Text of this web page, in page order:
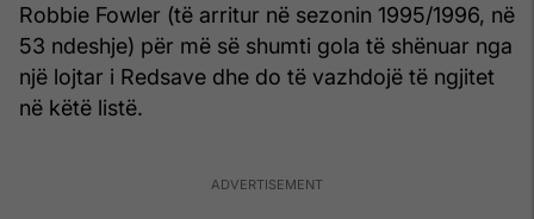
Robbie Fowler (të arritur në sezonin 1995/1996, në
53 ndeshje) për më së shumti gola të shënuar nga
një lojtar i Redsave dhe do të vazhdojë të ngjitet
në këtë listë.